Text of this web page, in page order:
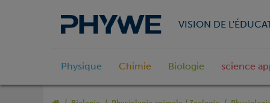
VISION DE
Physique Chimie Biologie science